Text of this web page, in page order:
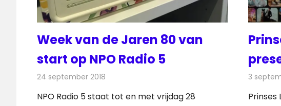
Week van de Jaren 80 van
start op NPO Radio 5
24 september 2018
NPO Radio 5 staat tot en met vrijdag 28
3